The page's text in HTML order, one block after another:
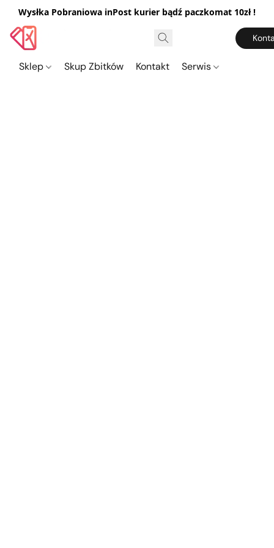
Wysłka Pobraniowa inPost kurier bądź paczkomat 10zł !
Sklep Skup Zbitków Kontakt Serwis